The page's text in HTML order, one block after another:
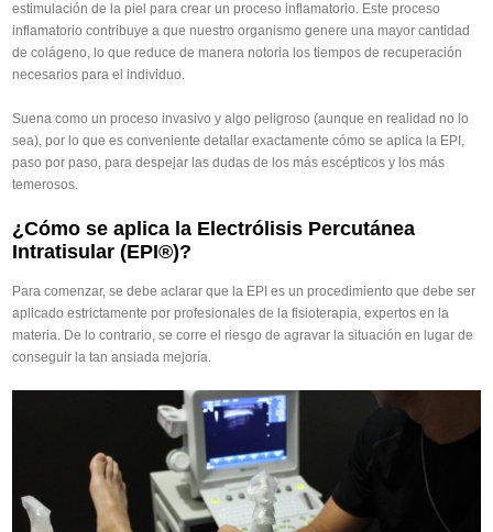
estimulación de la piel para crear un proceso inflamatorio. Este proceso
inflamatorio contribuye a que nuestro organismo genere una mayor cantidad
de colágeno, lo que reduce de manera notoria los tiempos de recuperación
necesarios para el individuo.
Suena como un proceso invasivo y algo peligroso (aunque en realidad no lo
sea), por lo que es conveniente detallar exactamente cómo se aplica la EPI,
paso por paso, para despejar las dudas de los más escépticos y los más
temerosos.
¿Cómo se aplica la Electrólisis Percutánea
Intratisular (EPI®)?
Para comenzar, se debe aclarar que la EPI es un procedimiento que debe ser
aplicado estrictamente por profesionales de la fisioterapia, expertos en la
materia. De lo contrario, se corre el riesgo de agravar la situación en lugar de
conseguir la tan ansiada mejoría.